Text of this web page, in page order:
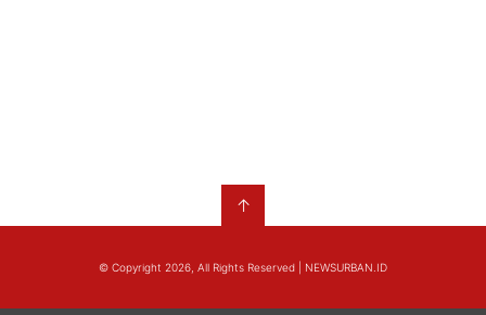
↑
© Copyright 2026, All Rights Reserved | NEWSURBAN.ID